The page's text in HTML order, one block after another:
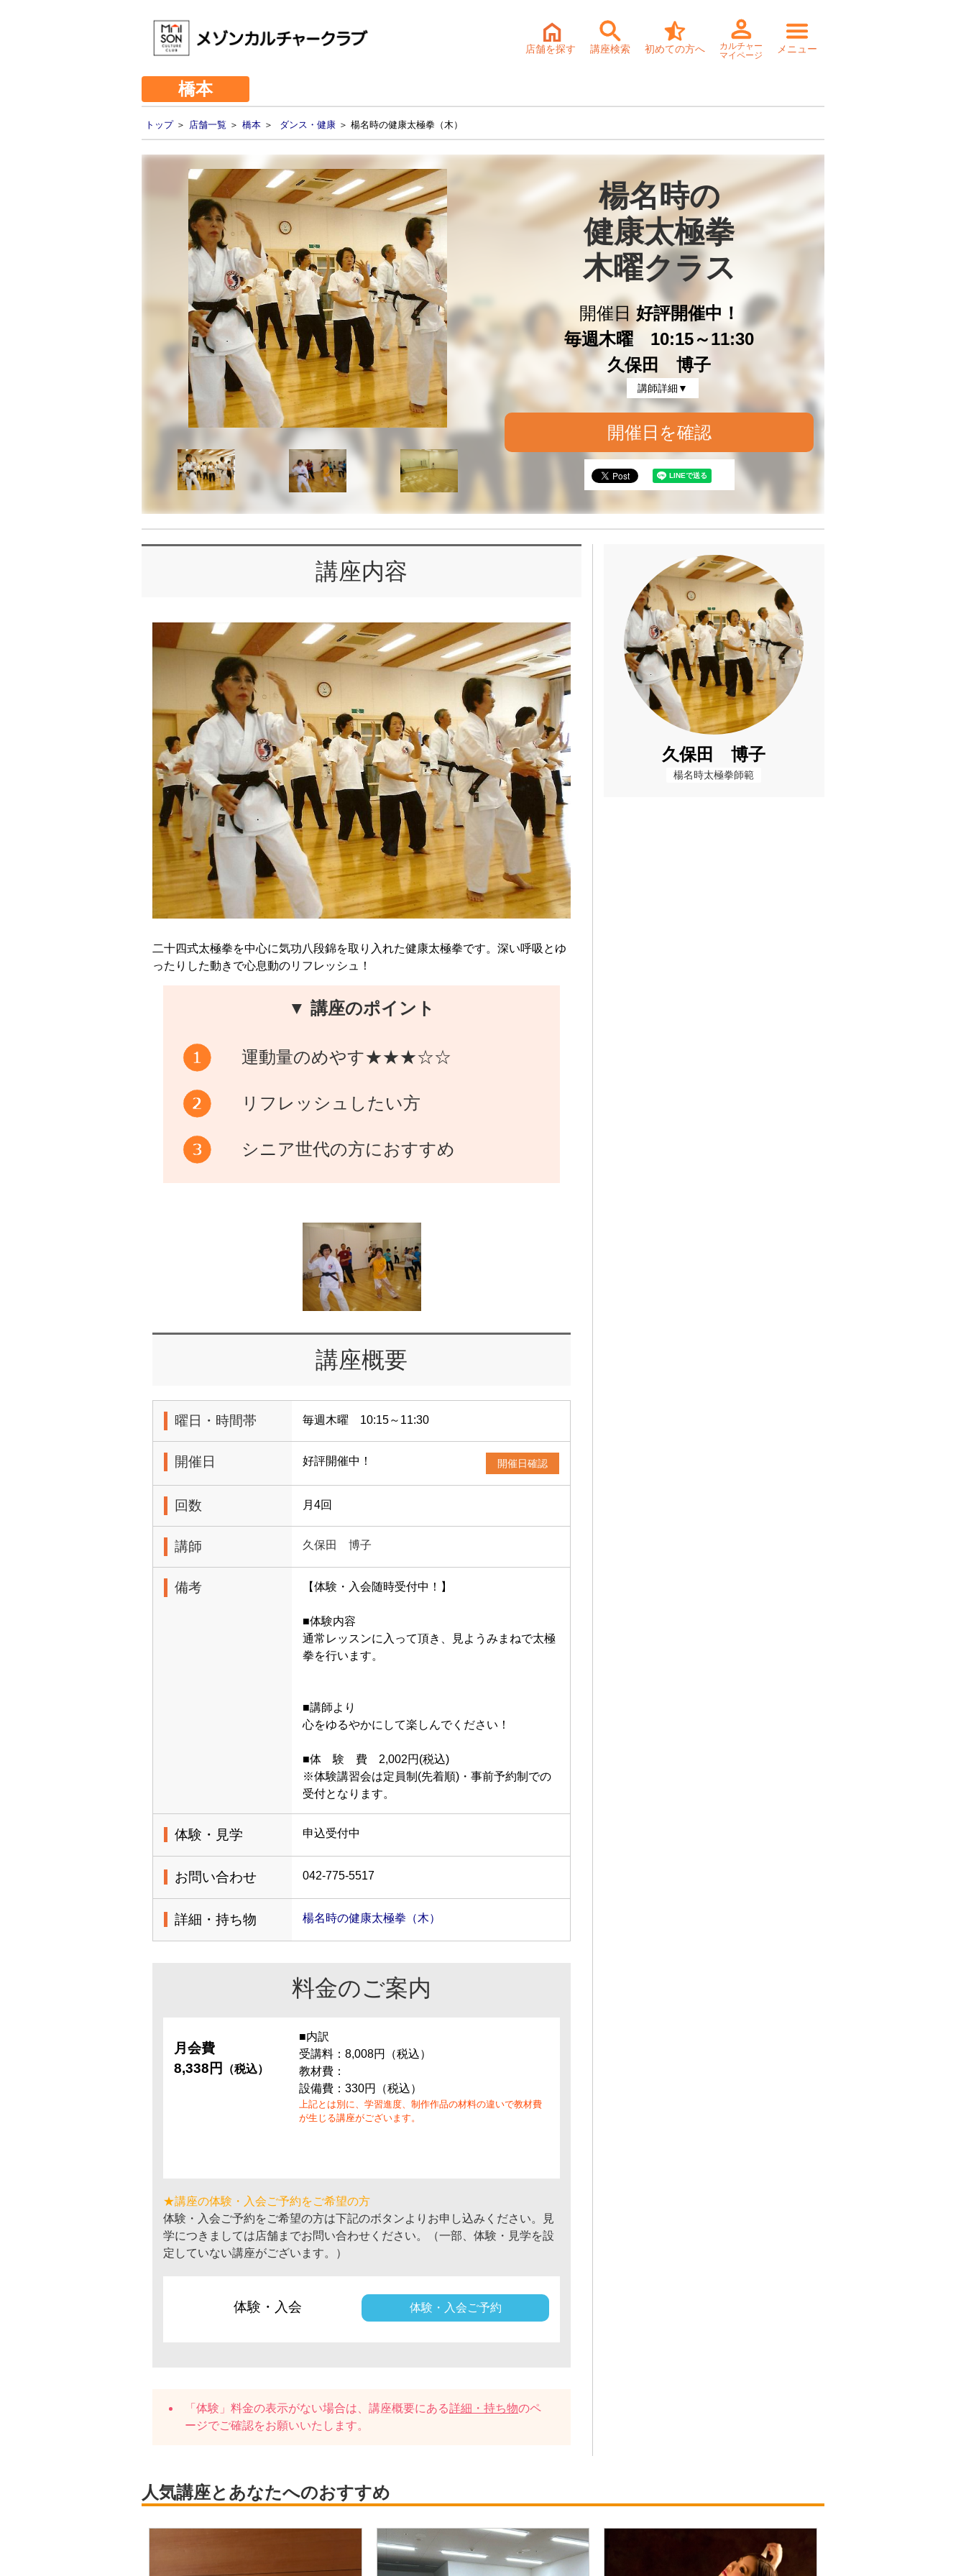
店舗を探す 講座検索 初めての方へ
カルチャー
マイページ
メニュー
橋本
トップ＞ 店舗一覧 ＞ 橋本 ＞ ダンス・健康 ＞ 楊名時の健康太極拳（木）
楊名時の
健康太極拳
木曜クラス
開催日好評開催中！
毎週木曜 10:15～11:30
久保田 博子
講師詳細▼
開催日を確認
講座内容
二十四式太極拳を中心に気功八段錦を取り入れた健康太極拳です。深い呼吸とゆ
ったりした動きで心息動のリフレッシュ！
▼ 講座のポイント
運動量のめやす★★★☆☆
リフレッシュしたい方
シニア世代の方におすすめ
講座概要
曜日・時間帯 毎週木曜 10:15～11:30
開催日 好評開催中！ 開催日確認
回数 月4回
講師 久保田 博子
備考 【体験・入会随時受付中！】
■体験内容
通常レッスンに入って頂き、見ようみまねで太極
拳を行います。
■講師より
心をゆるやかにして楽しんでください！
■体 験 費 2,002円(税込)
※体験講習会は定員制(先着順)・事前予約制での
受付となります。
体験・見学 申込受付中
お問い合わせ 042-775-5517
詳細・持ち物 楊名時の健康太極拳（木）
料金のご案内
月会費
8,338円
（税込）
■内訳
受講料：8,008円（税込）
教材費：
設備費：330円（税込）
上記とは別に、学習進度、制作作品の材料の違いで教材費
が生じる講座がございます。
★講座の体験・入会ご予約をご希望の方
体験・入会ご予約をご希望の方は下記のボタンよりお申し込みください。見
学につきましては店舗までお問い合わせください。（一部、体験・見学を設
定していない講座がございます。）
体験・入会 体験・入会ご予約
「体験」料金の表示がない場合は、講座概要にある詳細・持ち物のペ
ージでご確認をお願いいたします。
久保田 博子
楊名時太極拳師範